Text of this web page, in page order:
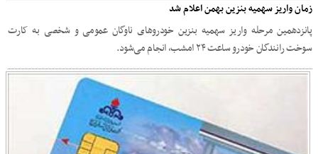
زمان واریز سهمیه بنزین بهمن اعلام شد
پانزدهمین مرحله واریز سهمیه بنزین خودرو‌های ناوگان عمومی و شخصی به کارت
سوخت رانندگان خودرو ساعت ۲۴ امشب، انجام می‌شود.